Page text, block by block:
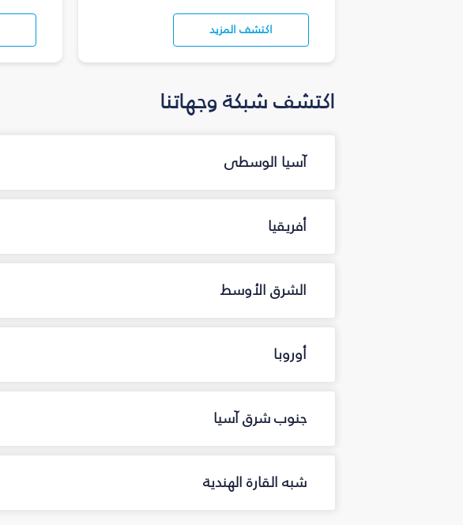
اكتشف المزيد
اكتشف شبكة وجهاتنا
آسيا الوسطى
أفريقيا
الشرق الأوسط
أوروبا
جنوب شرق آسيا
شبه القارة الهندية